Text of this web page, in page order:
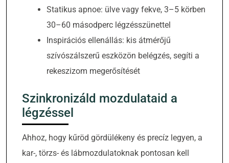
Statikus apnoe: ülve vagy fekve, 3–5 körben
30–60 másodperc légzésszünettel
Inspirációs ellenállás: kis átmérőjű
szívószálszerű eszközön belégzés, segíti a
rekeszizom megerősítését
Szinkronizáld mozdulataid a
légzéssel
Ahhoz, hogy kűröd gördülékeny és precíz legyen, a
kar-, törzs- és lábmozdulatoknak pontosan kell